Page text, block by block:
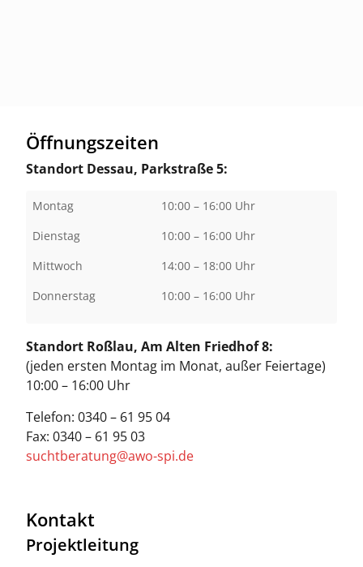
Öffnungszeiten
Standort Dessau, Parkstraße 5:
Montag
10:00 – 16:00 Uhr
Dienstag
10:00 – 16:00 Uhr
Mittwoch
14:00 – 18:00 Uhr
Donnerstag
10:00 – 16:00 Uhr
Standort Roßlau, Am Alten Friedhof 8:
(jeden ersten Montag im Monat, außer Feiertage)
10:00 – 16:00 Uhr
Telefon: 0340 – 61 95 04
Fax: 0340 – 61 95 03
suchtberatung@awo-spi.de
Kontakt
Projektleitung